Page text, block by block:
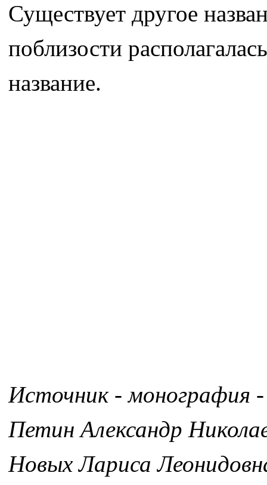
Существует другое
поблизости
название.
Источник - монография -
Петин Александр
Новых Лариса